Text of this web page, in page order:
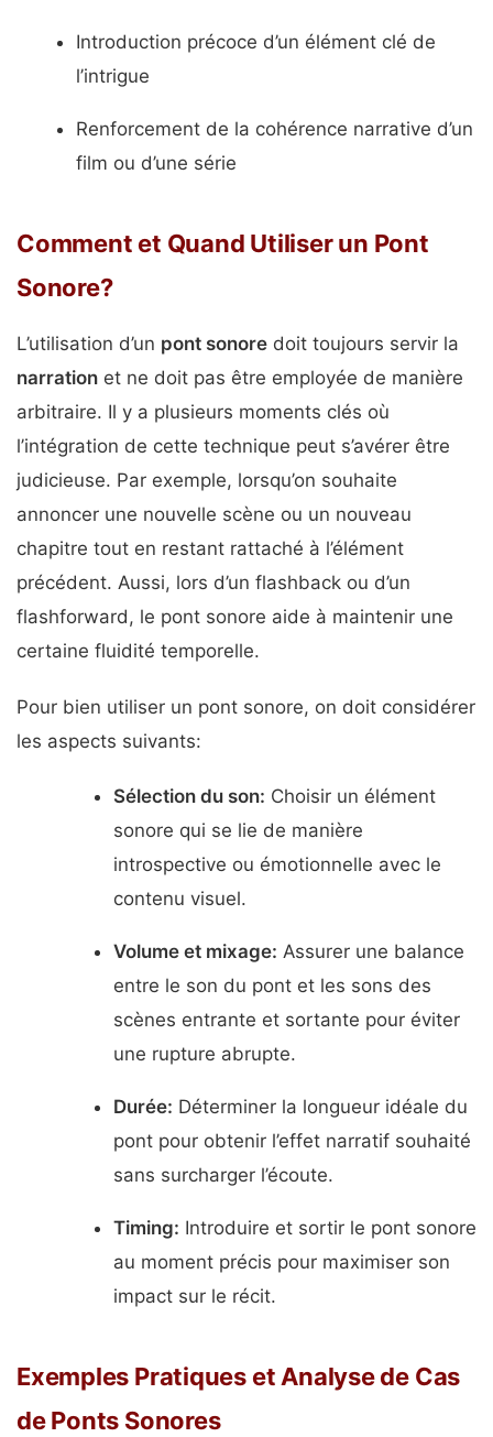
Introduction précoce d’un élément clé de
l’intrigue
Renforcement de la cohérence narrative d’un
film ou d’une série
Comment et Quand Utiliser un Pont
Sonore?
L’utilisation d’un pont sonore doit toujours servir la
narration et ne doit pas être employée de manière
arbitraire. Il y a plusieurs moments clés où
l’intégration de cette technique peut s’avérer être
judicieuse. Par exemple, lorsqu’on souhaite
annoncer une nouvelle scène ou un nouveau
chapitre tout en restant rattaché à l’élément
précédent. Aussi, lors d’un flashback ou d’un
flashforward, le pont sonore aide à maintenir une
certaine fluidité temporelle.
Pour bien utiliser un pont sonore, on doit considérer
les aspects suivants:
Sélection du son: Choisir un élément
sonore qui se lie de manière
introspective ou émotionnelle avec le
contenu visuel.
Volume et mixage: Assurer une balance
entre le son du pont et les sons des
scènes entrante et sortante pour éviter
une rupture abrupte.
Durée: Déterminer la longueur idéale du
pont pour obtenir l’effet narratif souhaité
sans surcharger l’écoute.
Timing: Introduire et sortir le pont sonore
au moment précis pour maximiser son
impact sur le récit.
Exemples Pratiques et Analyse de Cas
de Ponts Sonores